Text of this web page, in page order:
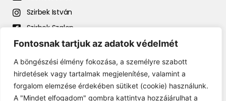
Fontosnak tartjuk az adatok védelmét
A böngészési élmény fokozása, a személyre szabott
hirdetések vagy tartalmak megjelenítése, valamint a
forgalom elemzése érdekében sütiket (cookie) használunk.
A "Mindet elfogadom" gombra kattintva hozzájárulhat a
Szirbek István
Szirbek Szalon
Szirbek István előadásai